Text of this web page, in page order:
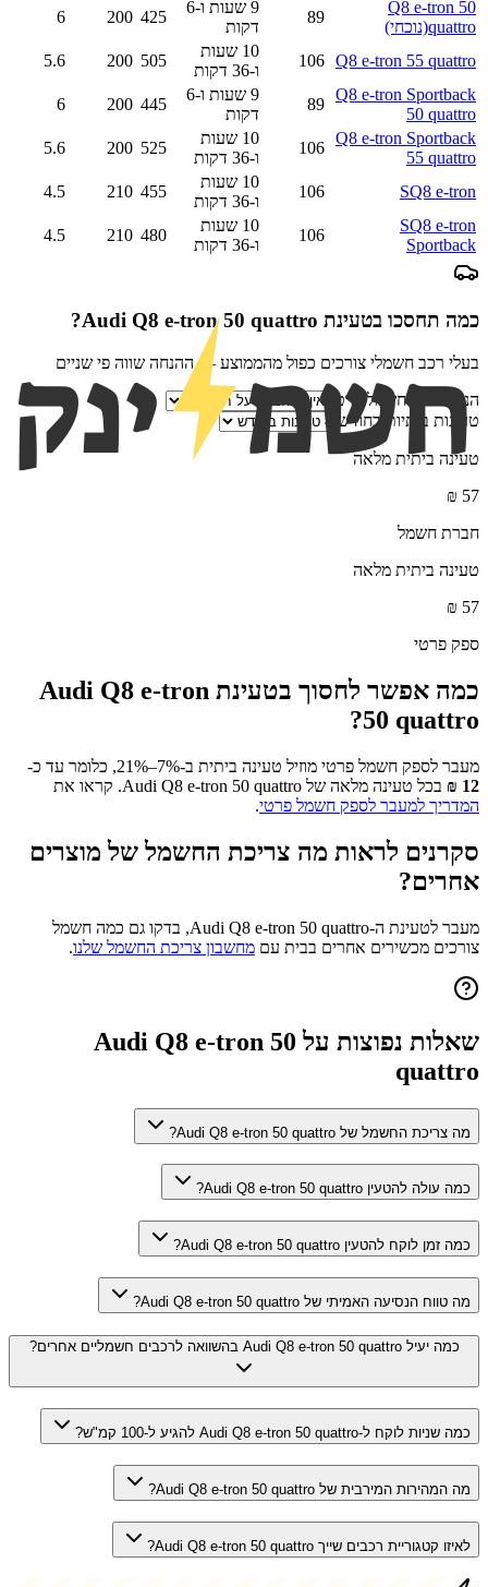
Q8 e-tron 50
quattro(נוכחי)
89
9 שעות ו-6
דקות
425
200
6
Q8 e-tron 55 quattro
106
10 שעות
ו-36 דקות
505
200
5.6
Q8 e-tron Sportback
50 quattro
89
9 שעות ו-6
דקות
445
200
6
Q8 e-tron Sportback
55 quattro
106
10 שעות
ו-36 דקות
525
200
5.6
SQ8 e-tron
106
10 שעות
ו-36 דקות
455
210
4.5
SQ8 e-tron
Sportback
106
10 שעות
ו-36 דקות
480
210
4.5
כמה תחסכו בטעינת Audi Q8 e-tron 50 quattro
?
בעלי רכב חשמלי צורכים כפול מהממוצע — ההנחה שווה פי שניים
הנחת ספק חשמל פרטי
טעינות ביתיות בחודש
טעינה ביתית מלאה
57
₪
חברת חשמל
טעינה ביתית מלאה
57
₪
ספק פרטי
כמה אפשר לחסוך בטעינת Audi Q8 e-tron
50 quattro
?
מעבר לספק חשמל פרטי מוזיל טעינה ביתית ב-7%–21%, כלומר עד כ-
12
₪ בכל טעינה מלאה של Audi Q8 e-tron 50 quattro. קראו את
המדריך למעבר לספק חשמל פרטי.
סקרנים לראות מה צריכת החשמל של מוצרים
אחרים?
מעבר לטעינת ה-Audi Q8 e-tron 50 quattro, בדקו גם כמה חשמל
צורכים מכשירים אחרים בבית עם מחשבון צריכת החשמל שלנו.
שאלות נפוצות על Audi Q8 e-tron 50
quattro
מה צריכת החשמל של Audi Q8 e-tron 50 quattro?
כמה עולה להטעין Audi Q8 e-tron 50 quattro?
כמה זמן לוקח להטעין Audi Q8 e-tron 50 quattro?
מה טווח הנסיעה האמיתי של Audi Q8 e-tron 50 quattro?
כמה יעיל Audi Q8 e-tron 50 quattro בהשוואה לרכבים חשמליים אחרים?
כמה שניות לוקח ל-Audi Q8 e-tron 50 quattro להגיע ל-100 קמ"ש?
מה המהירות המירבית של Audi Q8 e-tron 50 quattro?
לאיזו קטגוריית רכבים שייך Audi Q8 e-tron 50 quattro?